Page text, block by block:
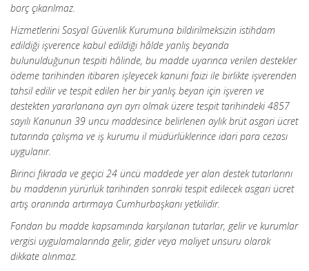
borç çıkarılmaz.
Hizmetlerini Sosyal Güvenlik Kurumuna bildirilmeksizin istihdam
edildiği işverence kabul edildiği hâlde yanlış beyanda
bulunulduğunun tespiti hâlinde, bu madde uyarınca verilen destekler
ödeme tarihinden itibaren işleyecek kanuni faizi ile birlikte işverenden
tahsil edilir ve tespit edilen her bir yanlış beyan için işveren ve
destekten yararlanana ayrı ayrı olmak üzere tespit tarihindeki 4857
sayılı Kanunun 39 uncu maddesince belirlenen aylık brüt asgari ücret
tutarında çalışma ve iş kurumu il müdürlüklerince idari para cezası
uygulanır.
Birinci fıkrada ve geçici 24 üncü maddede yer alan destek tutarlarını
bu maddenin yürürlüktarihinden sonraki tespit edilecek asgari ücret
artış oranında artırmaya Cumhurbaşkanı yetkilidir.
Fondan bu madde kapsamında karşılanan tutarlar, gelir ve kurumlar
vergisi uygulamalarında gelir, gider veya maliyet unsuru olarak
dikkate alınmaz.